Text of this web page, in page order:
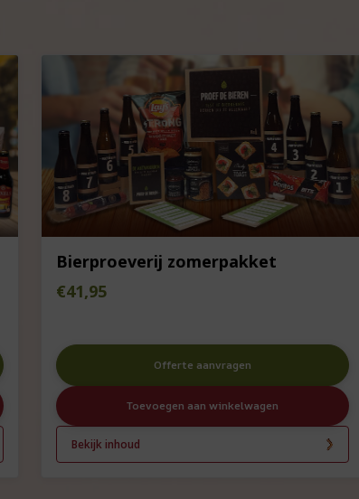
Bierproeverij zomerpakket
€41,95
Offerte aanvragen
Toevoegen aan winkelwagen
Bekijk inhoud